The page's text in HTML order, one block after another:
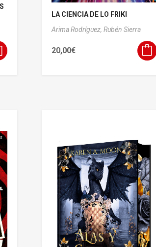
LA CIENCIA DE LO FRIKI
Arima Rodríguez, Rubén Sierra
20,00€